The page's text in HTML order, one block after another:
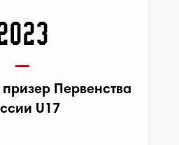
Первенства
U17